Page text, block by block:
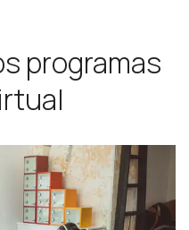
programas